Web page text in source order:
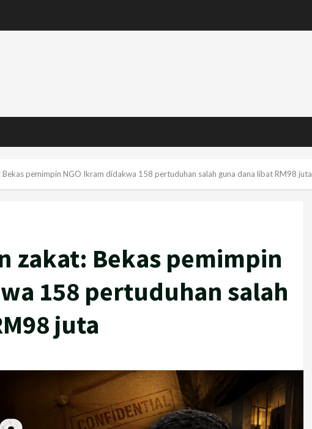
Bekas pemimpin NGO Ikram didakwa 158 pertuduhan salah guna dana libat RM98 juta
zakat: Bekas pemimpin
158 pertuduhan salah
juta